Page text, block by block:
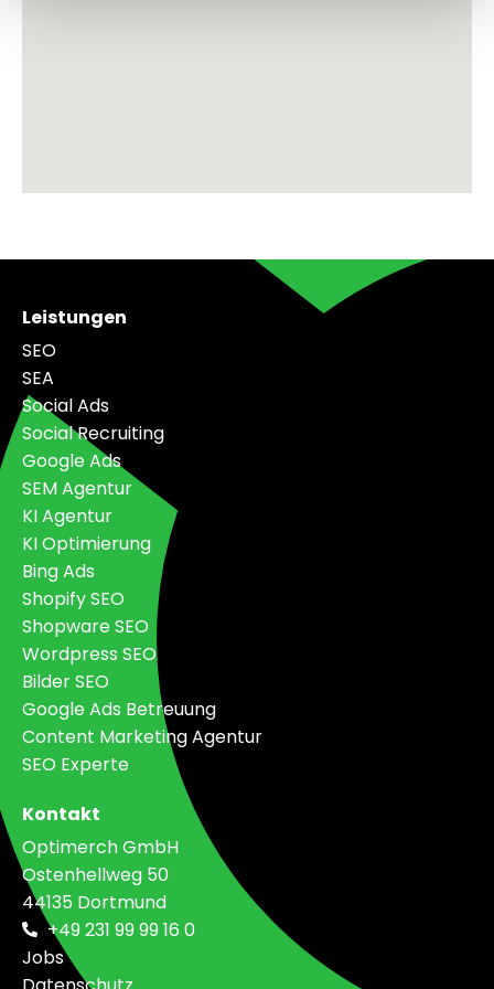
Leistungen
SEO
SEA
Social Ads
Social Recruiting
Google Ads
SEM Agentur
KI Agentur
KI Optimierung
Bing Ads
Shopify SEO
Shopware SEO
Wordpress SEO
Bilder SEO
Google Ads Betreuung
Content Marketing Agentur
SEO Experte
Kontakt
Optimerch GmbH
Ostenhellweg 50
44135 Dortmund
+49 231 99 99 16 0
Jobs